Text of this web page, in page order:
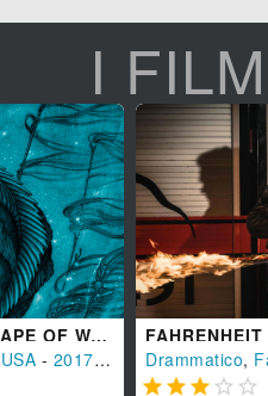
I
LA FORMA DELL'ACQUA - THE SHAPE OF WATER
USA - 2017), 119 min.
FAHRENHEIT
Drammatico,
    